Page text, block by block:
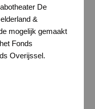
De
&
mogelijk gemaakt
Fonds
Overijssel.